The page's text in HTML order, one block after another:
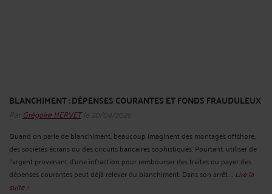
BLANCHIMENT : DÉPENSES COURANTES ET FONDS FRAUDULEUX
Par Grégoire HERVETle 20/04/2026
Quand on parle de blanchiment, beaucoup imaginent des montages offshore,
des sociétés écrans ou des circuits bancaires sophistiqués. Pourtant, utiliser de
l’argent provenant d’une infraction pour rembourser des traites ou payer des
dépenses courantes peut déjà relever du blanchiment. Dans son arrêt ... Lire la
suite >